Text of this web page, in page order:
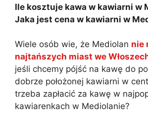
Ile kosztuje kawa w kawiarni w
Jaka jest cena w kawiarni w
Wiele osób wie, że Mediolan nie
najtańszych miast we
jeśli chcemy pójść na kawę do
dobrze położonej kawiarni w
trzeba zapłacić za kawę w
kawiarenkach w Mediolanie?